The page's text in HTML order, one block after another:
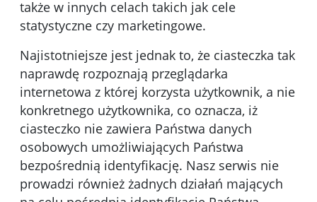
także w innych celach takich jak cele
statystyczne czy marketingowe.
Najistotniejsze jest jednak to, że ciasteczka tak
naprawdę rozpoznają przeglądarka
internetowa z której korzysta użytkownik, a nie
konkretnego użytkownika, co oznacza, iż
ciasteczko nie zawiera Państwa danych
osobowych umożliwiających Państwa
bezpośrednią identyfikację. Nasz serwis nie
prowadzi również żadnych działań mających